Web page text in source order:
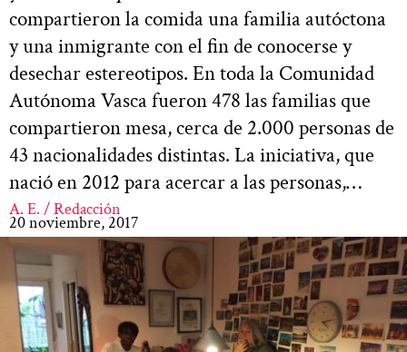
compartieron la comida una familia autóctona
y una inmigrante con el fin de conocerse y
desechar estereotipos. En toda la Comunidad
Autónoma Vasca fueron 478 las familias que
compartieron mesa, cerca de 2.000 personas de
43 nacionalidades distintas. La iniciativa, que
nació en 2012 para acercar a las personas,…
A. E. / Redacción
20 noviembre, 2017